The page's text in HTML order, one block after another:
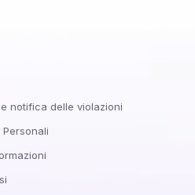
notifica delle violazioni